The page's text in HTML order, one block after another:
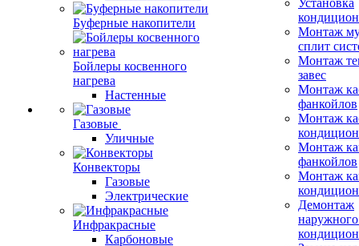
Буферные накопители
Бойлеры косвенного
нагрева
Настенные
Газовые
Уличные
Конвекторы
Газовые
Электрические
Инфракрасные
Карбоновые
Установка
Монтаж
сплит
Монтаж
завес
Монтаж
фанкойлов
Монтаж
Монтаж
фанкойлов
Монтаж
Демонтаж